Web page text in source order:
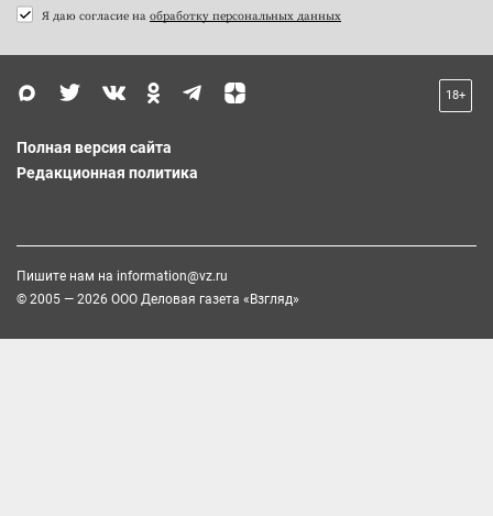
Я даю согласие на обработку персональных данных
18+
Полная версия сайта
Редакционная политика
Пишите нам на information@vz.ru
© 2005 — 2026 ООО Деловая газета «Взгляд»